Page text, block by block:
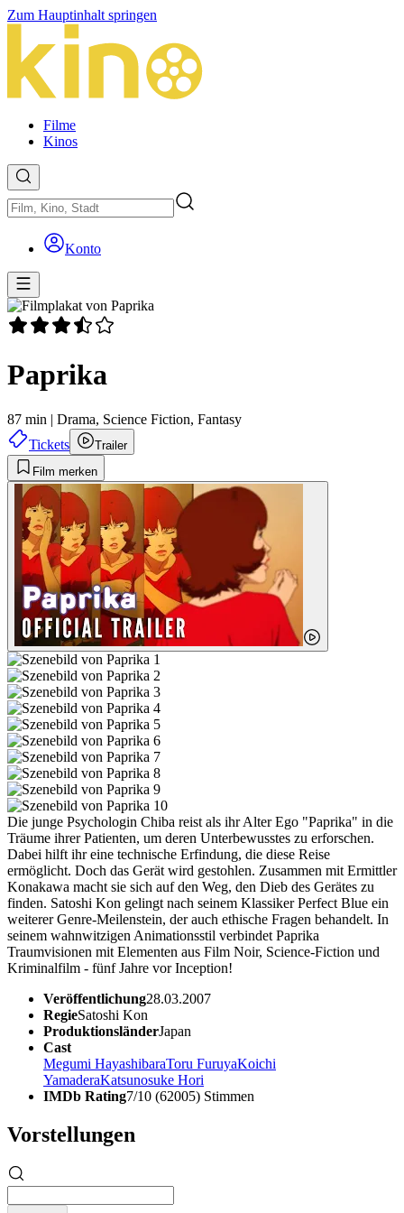
Zum Hauptinhalt springen
Filme
Kinos
Konto
Paprika
87 min | Drama, Science Fiction, Fantasy
Tickets
Trailer
Film merken
Die junge Psychologin Chiba reist als ihr Alter Ego "Paprika" in die
Träume ihrer Patienten, um deren Unterbewusstes zu erforschen.
Dabei hilft ihr eine technische Erfindung, die diese Reise
ermöglicht. Doch das Gerät wird gestohlen. Zusammen mit Ermittler
Konakawa macht sie sich auf den Weg, den Dieb des Gerätes zu
finden. Satoshi Kon gelingt nach seinem Klassiker Perfect Blue ein
weiterer Genre-Meilenstein, der auch ethische Fragen behandelt. In
seinem wahnwitzigen Animationsstil verbindet Paprika
Traumvisionen mit Elementen aus Film Noir, Science-Fiction und
Kriminalfilm - fünf Jahre vor Inception!
Veröffentlichung28.03.2007
RegieSatoshi Kon
ProduktionsländerJapan
Cast
Megumi HayashibaraToru FuruyaKoichi
YamaderaKatsunosuke Hori
IMDb Rating7/10 (62005) Stimmen
Vorstellungen